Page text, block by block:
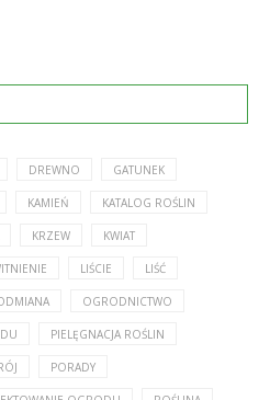
DREWNO GATUNEK
KAMIEŃ KATALOG ROŚLIN
KRZEW KWIAT
LIŚCIE LIŚĆ
OGRODNICTWO
PIELĘGNACJA ROŚLIN
PORADY